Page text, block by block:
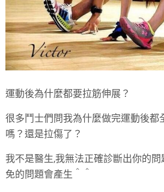
運動後為什麼都要拉筋伸展？
很多鬥士們問我為什麼做完運動後都
嗎？還是拉傷了？
我不是醫生,我無法正確診斷出你的
免的問題會產生＾＾